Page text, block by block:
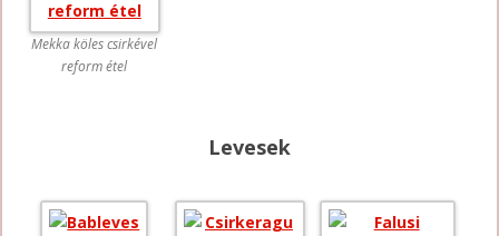
Mekka köles csirkével
reform étel
Levesek